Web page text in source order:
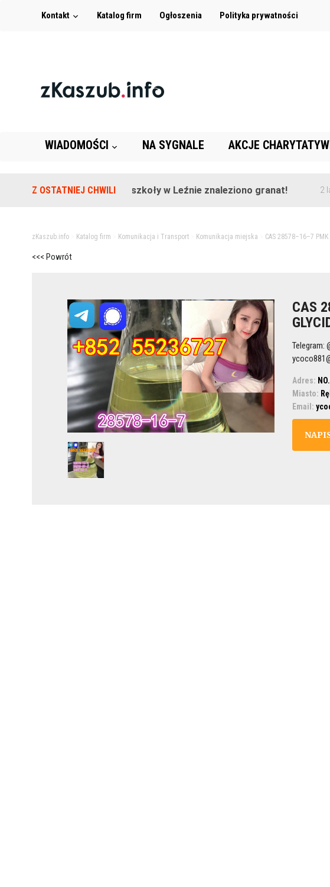
Kontakt Katalog firm Ogłoszenia Polityka prywatności
WIADOMOŚCI NA SYGNALE AKCJE
Z OSTATNIEJ CHWILI
Na terenie szkoły w Leźnie znaleziono granat! 2 lata
zKaszub.info> Katalog firm Komunikacja i Transport> Komunikacja miejska CAS 28578–16–7
<<< Powrót
CAS
Telegram:
Adres:
Miasto:
Email: